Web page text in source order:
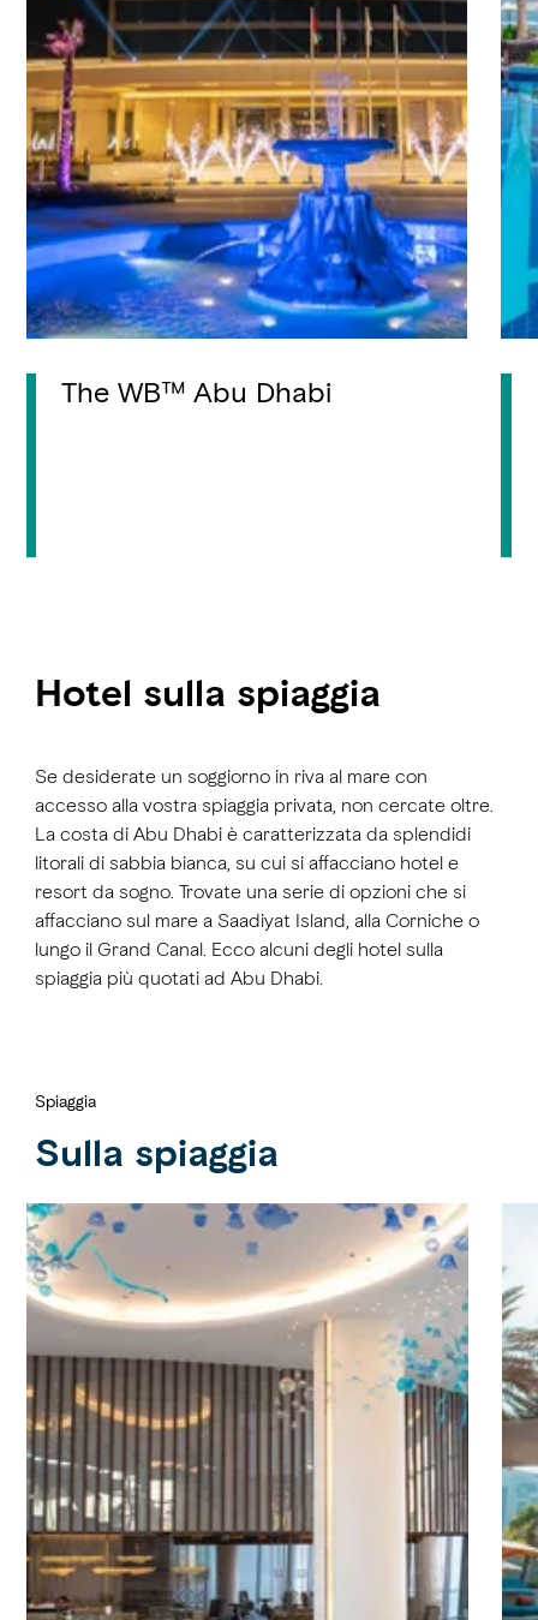
The WB™ Abu Dhabi
Hotel sulla spiaggia
Se desiderate un soggiorno in riva al mare con
accesso alla vostra spiaggia privata, non cercate oltre.
La costa di Abu Dhabi è caratterizzata da splendidi
litorali di sabbia bianca, su cui si affacciano hotel e
resort da sogno. Trovate una serie di opzioni che si
affacciano sul mare a Saadiyat Island, alla Corniche o
lungo il Grand Canal. Ecco alcuni degli hotel sulla
spiaggia più quotati ad Abu Dhabi.
Spiaggia
Sulla spiaggia